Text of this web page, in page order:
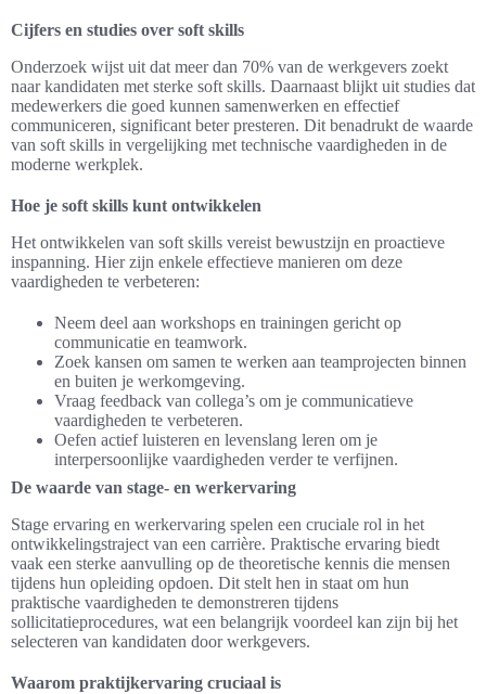
Cijfers en studies over soft skills
Onderzoek wijst uit dat meer dan 70% van de werkgevers zoekt
naar kandidaten met sterke soft skills. Daarnaast blijkt uit studies dat
medewerkers die goed kunnen samenwerken en effectief
communiceren, significant beter presteren. Dit benadrukt de waarde
van soft skills in vergelijking met technische vaardigheden in de
moderne werkplek.
Hoe je soft skills kunt ontwikkelen
Het ontwikkelen van soft skills vereist bewustzijn en proactieve
inspanning. Hier zijn enkele effectieve manieren om deze
vaardigheden te verbeteren:
Neem deel aan workshops en trainingen gericht op
communicatie en teamwork.
Zoek kansen om samen te werken aan teamprojecten binnen
en buiten je werkomgeving.
Vraag feedback van collega’s om je communicatieve
vaardigheden te verbeteren.
Oefen actief luisteren en levenslang leren om je
interpersoonlijke vaardigheden verder te verfijnen.
De waarde van stage- en werkervaring
Stage ervaring en werkervaring spelen een cruciale rol in het
ontwikkelingstraject van een carrière. Praktische ervaring biedt
vaak een sterke aanvulling op de theoretische kennis die mensen
tijdens hun opleiding opdoen. Dit stelt hen in staat om hun
praktische vaardigheden te demonstreren tijdens
sollicitatieprocedures, wat een belangrijk voordeel kan zijn bij het
selecteren van kandidaten door werkgevers.
Waarom praktijkervaring cruciaal is